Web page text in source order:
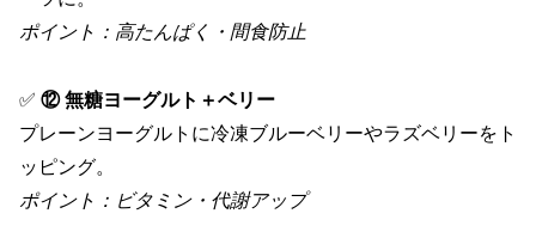
ポイント：高たんぱく・間食防止
✅ ⑫ 無糖ヨーグルト＋ベリー
プレーンヨーグルトに冷凍ブルーベリーやラズベリーをト
ッピング。
ポイント：ビタミン・代謝アップ